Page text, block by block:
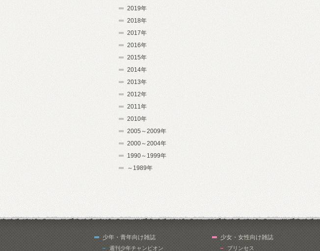
2019年
2018年
2017年
2016年
2015年
2014年
2013年
2012年
2011年
2010年
2005～2009年
2000～2004年
1990～1999年
～1989年
少年・青年向け雑誌
週刊少年チャンピオン
少女・女性向け雑誌
プリンセス